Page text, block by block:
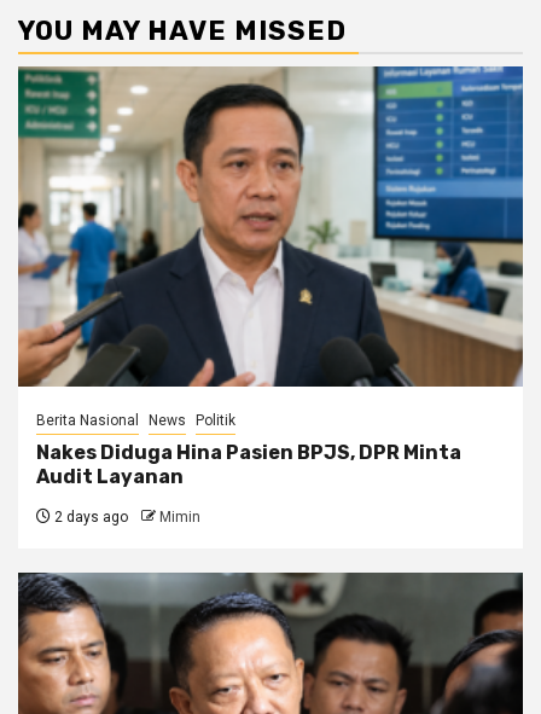
YOU MAY HAVE MISSED
Berita Nasional News Politik
Nakes Diduga Hina Pasien BPJS, DPR Minta
Audit Layanan
2 days ago Mimin